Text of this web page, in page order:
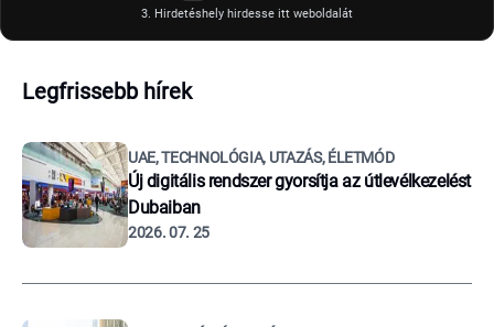
3. Hirdetéshely hirdesse itt weboldalát
Legfrissebb hírek
UAE, TECHNOLÓGIA, UTAZÁS, ÉLETMÓD
Új digitális rendszer gyorsítja az útlevélkezelést
Dubaiban
2026. 07. 25